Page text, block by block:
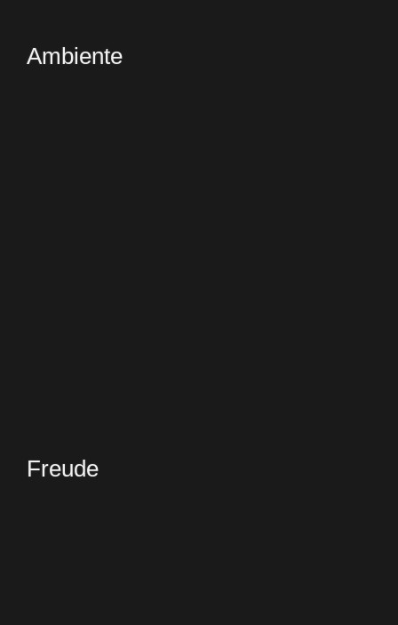
Ambiente
Freude